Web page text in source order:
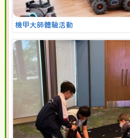
機甲大師體驗活動